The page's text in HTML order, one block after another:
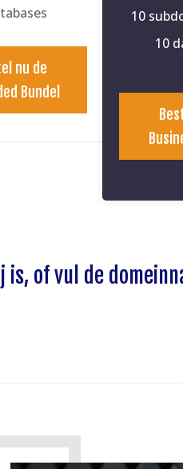
nu de
Bundel
10
10
of vul de